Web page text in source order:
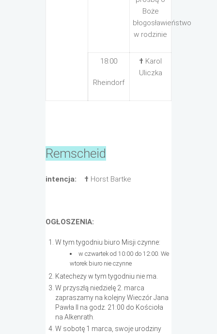
Boże
błogosławieństwo
w rodzinie
18:00
Rheindorf
† Karol
Uliczka
Remscheid
intencja: † Horst Bartke
OGŁOSZENIA:
W tym tygodniu biuro Misji czynne:
w czwartek od 10:00 do 12:00. We
wtorek biuro nie czynne
Katechezy w tym tygodniu nie ma.
W przyszłą niedzielę 2. marca
zapraszamy na kolejny Wieczór Jana
Pawła II na godz. 21:00 do Kościoła
na Alkenrath.
W sobotę 1 marca, swoje urodziny